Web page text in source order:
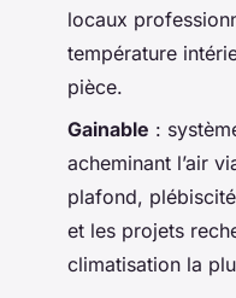
locaux
température
pièce.
Gainable :
acheminant l’air
plafond,
et les projets
climatisation la